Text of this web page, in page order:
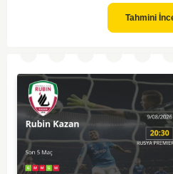
oyunundaki etkisi birlikte
olasıdır. İki takımın da gol atmaTahmini